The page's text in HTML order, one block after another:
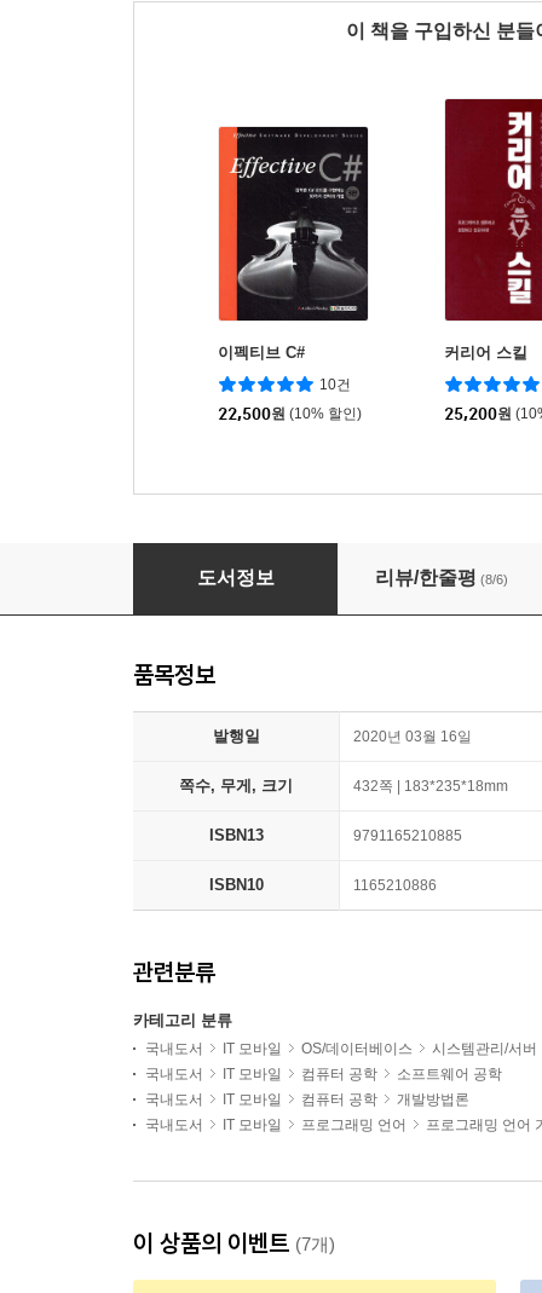
이 책을 구입하신 분
이펙티브 C#
10건
22,500원 (10% 할인)
커리어 스킬
25,200원
Git 교과서
도서정보 리뷰/한줄평 (8/6)
품목정보
발행일 2020년 03월 16일
쪽수, 무게, 크기 432쪽 | 183*235*18mm
ISBN13 9791165210885
ISBN10 1165210886
관련분류
카테고리 분류
국내도서 IT 모바일 OS/데이터베이스
시스템관리/서버
국내도서
IT 모바일 컴퓨터 공학
소프트웨어 공학
국내도서
IT 모바일 컴퓨터 공학
개발방법론
국내도서
IT 모바일 프로그래밍 언어 프로그래밍 언어
이 상품의 이벤트 (7개)